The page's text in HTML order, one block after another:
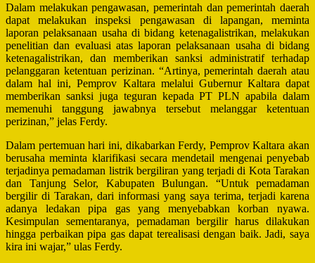
Dalam melakukan pengawasan, pemerintah dan pemerintah daerah
dapat melakukan inspeksi pengawasan di lapangan, meminta
laporan pelaksanaan usaha di bidang ketenagalistrikan, melakukan
penelitian dan evaluasi atas laporan pelaksanaan usaha di bidang
ketenagalistrikan, dan memberikan sanksi administratif terhadap
pelanggaran ketentuan perizinan. “Artinya, pemerintah daerah atau
dalam hal ini, Pemprov Kaltara melalui Gubernur Kaltara dapat
memberikan sanksi juga teguran kepada PT PLN apabila dalam
memenuhi tanggung jawabnya tersebut melanggar ketentuan
perizinan,” jelas Ferdy.
Dalam pertemuan hari ini, dikabarkan Ferdy, Pemprov Kaltara akan
berusaha meminta klarifikasi secara mendetail mengenai penyebab
terjadinya pemadaman listrik bergiliran yang terjadi di Kota Tarakan
dan Tanjung Selor, Kabupaten Bulungan. “Untuk pemadaman
bergilir di Tarakan, dari informasi yang saya terima, terjadi karena
adanya ledakan pipa gas yang menyebabkan korban nyawa.
Kesimpulan sementaranya, pemadaman bergilir harus dilakukan
hingga perbaikan pipa gas dapat terealisasi dengan baik. Jadi, saya
kira ini wajar,” ulas Ferdy.